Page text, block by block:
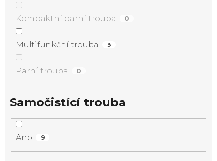
Kompaktní parní trouba 0
Multifunkční trouba 3
Parní trouba 0
Samočistící trouba
Ano 9